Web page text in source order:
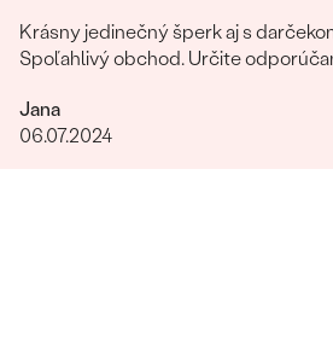
Krásny jedinečný šperk aj s
Spoľahlivý obchod. Určite
Jana
06.07.2024